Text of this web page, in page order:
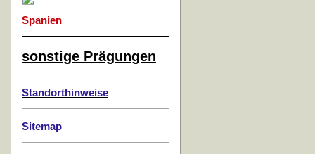
Spanien
sonstige Prägungen
Standorthinweise
Sitemap